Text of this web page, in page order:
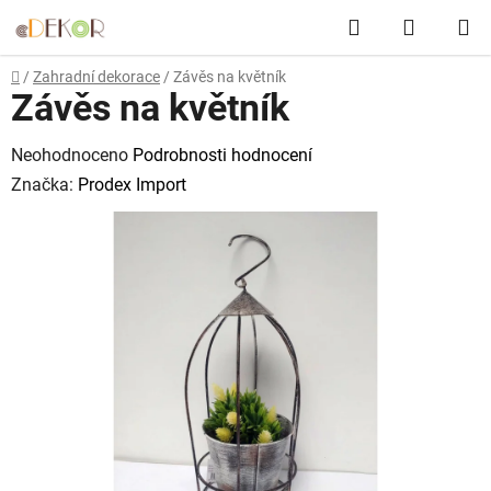
na
obsah
Hledat
KOŠÍK
Domů
/ Zahradní dekorace / Závěs na květník
Závěs na květník
Průměrné
hodnocení
Neohodnoceno Podrobnosti hodnocení
Značka: Prodex Import